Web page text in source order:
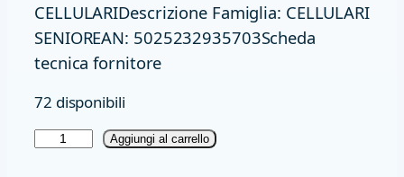
CELLULARIDescrizione Famiglia: CELLULARI
SENIOREAN: 5025232935703Scheda
tecnica fornitore
72 disponibili
Aggiungi al carrello